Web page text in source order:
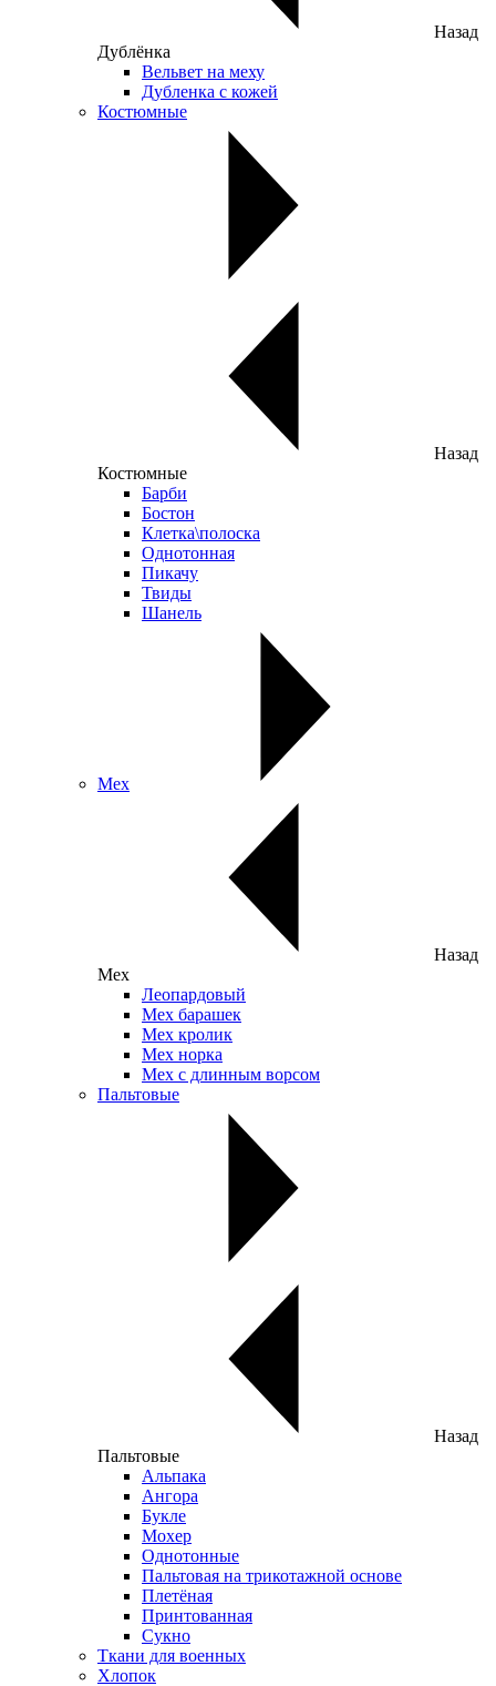
Назад
Дублёнка
Вельвет на меху
Дубленка с кожей
Костюмные
Назад
Костюмные
Барби
Бостон
Клетка\полоска
Однотонная
Пикачу
Твиды
Шанель
Мех
Назад
Мех
Леопардовый
Мех барашек
Мех кролик
Мех норка
Мех с длинным ворсом
Пальтовые
Назад
Пальтовые
Альпака
Ангора
Букле
Мохер
Однотонные
Пальтовая на трикотажной основе
Плетёная
Принтованная
Сукно
Ткани для военных
Хлопок